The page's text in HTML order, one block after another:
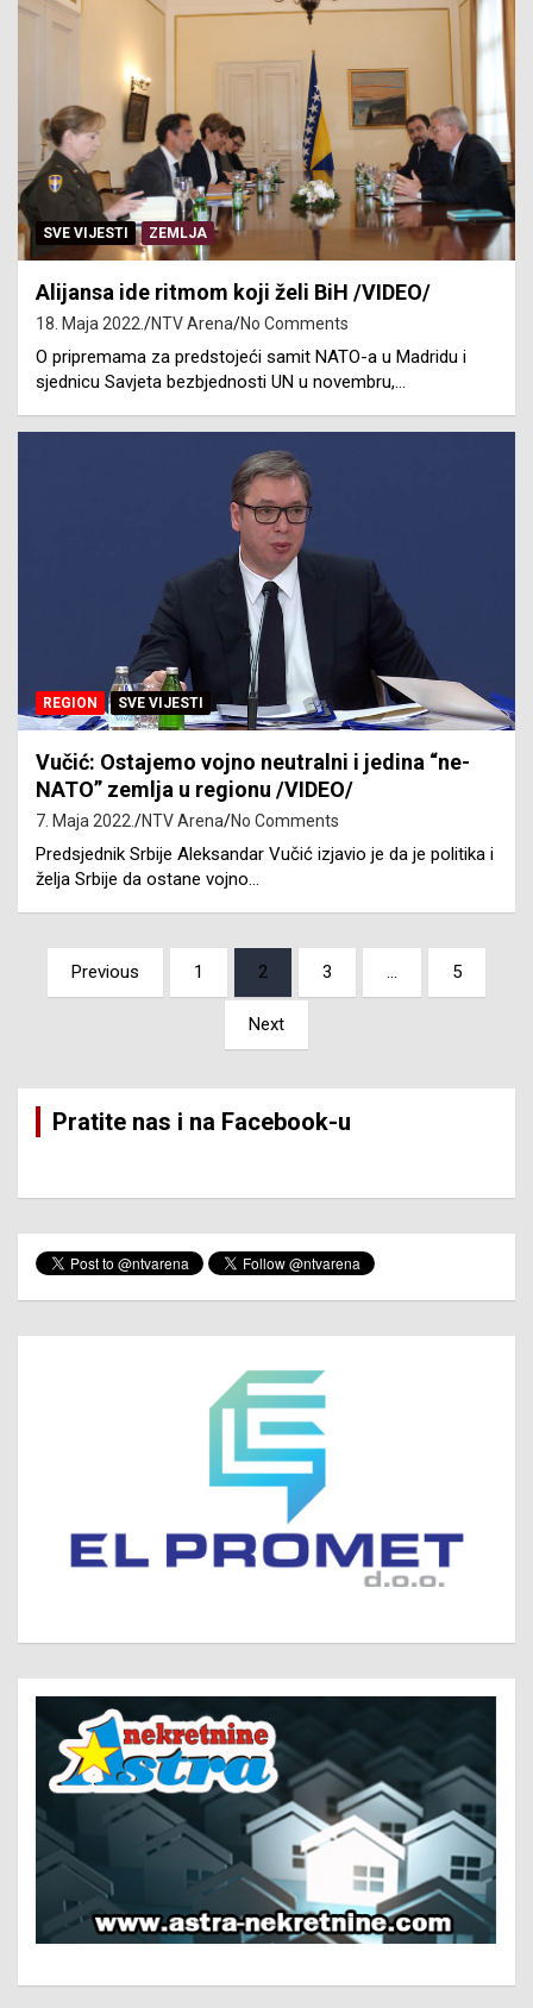
SVE VIJESTI ZEMLJA
Alijansa ide ritmom koji želi BiH /VIDEO/
18. Maja 2022. NTV Arena No Comments
O pripremama za predstojeći samit NATO-a u Madridu i
sjednicu Savjeta bezbjednosti UN u novembru,…
REGION SVE VIJESTI
Vučić: Ostajemo vojno neutralni i jedina “ne-
NATO” zemlja u regionu /VIDEO/
7. Maja 2022. NTV Arena No Comments
Predsjednik Srbije Aleksandar Vučić izjavio je da je politika i
želja Srbije da ostane vojno…
Posts
pagination
Previous 1 2 3 … 5
Next
Pratite nas i na Facebook-u